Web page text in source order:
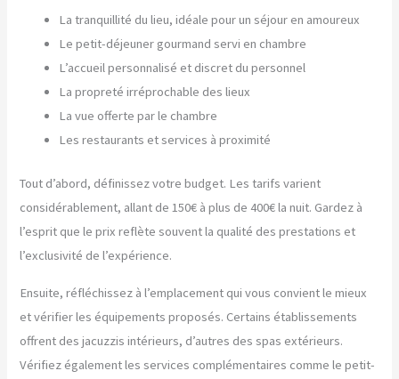
La tranquillité du lieu, idéale pour un séjour en amoureux
Le petit-déjeuner gourmand servi en chambre
L’accueil personnalisé et discret du personnel
La propreté irréprochable des lieux
La vue offerte par le chambre
Les restaurants et services à proximité
Tout d’abord, définissez votre budget. Les tarifs varient
considérablement, allant de 150€ à plus de 400€ la nuit. Gardez à
l’esprit que le prix reflète souvent la qualité des prestations et
l’exclusivité de l’expérience.
Ensuite, réfléchissez à l’emplacement qui vous convient le mieux
et vérifier les équipements proposés. Certains établissements
offrent des jacuzzis intérieurs, d’autres des spas extérieurs.
Vérifiez également les services complémentaires comme le petit-